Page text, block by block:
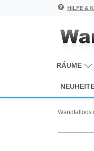
HILFE &
RÄUME